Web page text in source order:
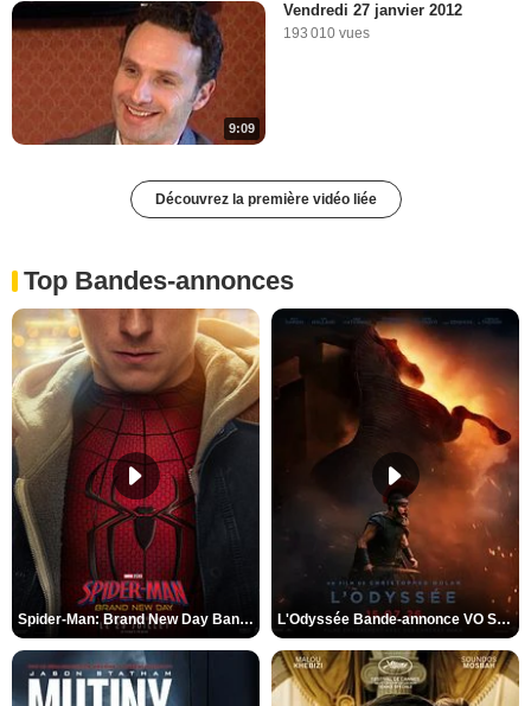
9:09
Vendredi 27 janvier 2012
193 010 vues
Découvrez la première vidéo liée
Top Bandes-annonces
Spider-Man: Brand New Day Bande-annonce VO STFR L'Odyssée Bande-annonce VO STFR